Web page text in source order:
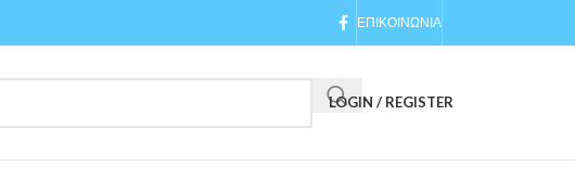
ΕΠΙΚΟΙΝΩΝΙΑ
LOGIN / REGISTER